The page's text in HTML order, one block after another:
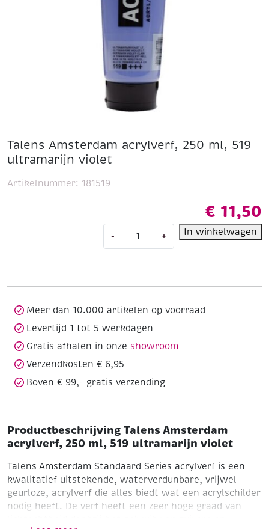
Talens Amsterdam acrylverf, 250 ml, 519
ultramarijn violet
€ 11,50
-
Amsterdam
ultramarijn
+ In winkelwagen
Artikelnummer: 181519
Meer dan 10.000 artikelen op voorraad
Levertijd 1 tot 5 werkdagen
Gratis afhalen in onze showroom
Verzendkosten € 6,95
Boven € 99,- gratis verzending
Productbeschrijving Talens Amsterdam
acrylverf, 250 ml, 519 ultramarijn violet
Talens Amsterdam Standaard Series acrylverf is een
kwalitatief uitstekende, waterverdunbare, vrijwel
geurloze, acrylverf die alles biedt wat een acrylschilder
nodig heeft. De verf heeft een zeer hoge graad van